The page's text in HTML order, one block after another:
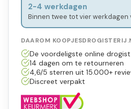
2-4 werkdagen
Binnen twee tot vier werkdagen
DAAROM
De voordeligste online drogist
14 dagen om te retourneren
4,6/5 sterren uit 15.000+
Discreet verpakt